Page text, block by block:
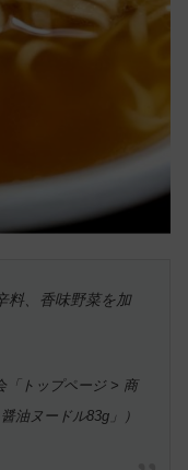
料、香味野菜を加
「トップページ > 商
油ヌードル83g」）